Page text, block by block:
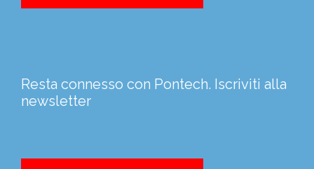
Resta connesso con Pontech. Iscriviti alla
newsletter